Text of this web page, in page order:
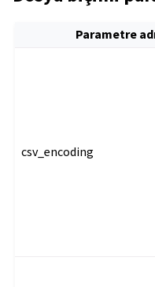
Parametre
csv_encoding